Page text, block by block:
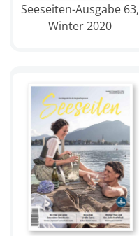
Seeseiten-Ausgabe 63,
Winter 2020